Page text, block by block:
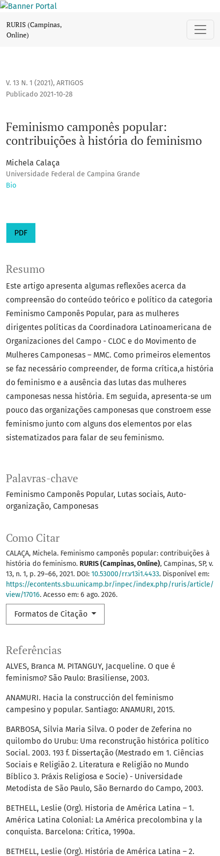
RURIS (Campinas,
Online)
V. 13 N. 1 (2021), ARTIGOS
Feminismo camponês popular:
contribuições à história do feminismo
Publicado 2021-10-28
Michela Calaça
Universidade Federal de Campina Grande
Bio
PDF
Palavras-chave
Feminismo Camponês Popular Lutas sociais Auto-
organização Camponesas
Como Citar
CALAÇA, Michela. Feminismo camponês popular: contribuições à
história do feminismo. RURIS (Campinas, Online), Campinas, SP, v.
13, n. 1, p. 29–66, 2021. DOI: 10.53000/rr.v13i1.4433. Disponível em:
https://econtents.sbu.unicamp.br/inpec/index.php/ruris/article/
view/17016. Acesso em: 6 ago. 2026.
Formatos de Citação
Resumo
Este artigo apresenta algumas reflexões acerca da
compreensão do conteúdo teórico e político da categoria
Feminismo Camponês Popular, para as mulheres
dirigentes políticas da Coordinadora Latinoamericana de
Organizaciones del Campo - CLOC e do Movimento de
Mulheres Camponesas – MMC. Como primeiros elementos
se faz necessário compreender, de forma crítica,a história
do feminismo e a ausência das lutas das mulheres
camponesas nessa história. Em seguida, apresenta-se um
pouco das organizações camponesas que constroem esse
feminismo junto com alguns dos elementos por elas
sistematizados para falar de seu feminismo.
Referências
ALVES, Branca M. PITANGUY, Jacqueline. O que é
feminismo? São Paulo: Brasiliense, 2003.
ANAMURI. Hacia la construcción del feminismo
campesino y popular. Santiago: ANAMURI, 2015.
BARBOSA, Silvia Maria Silva. O poder de Zeferina no
quilombo do Urubu: Uma reconstrução histórica político
Social. 2003. 193 f. Dissertação (Mestrado em 1. Ciências
Sociais e Religião 2. Literatura e Religião no Mundo
Bíblico 3. Práxis Religiosa e Socie) - Universidade
Metodista de São Paulo, São Bernardo do Campo, 2003.
BETHELL, Leslie (Org). Historia de América Latina – 1.
América Latina Colonial: La América precolombina y la
conquista. Barcelona: Critica, 1990a.
BETHELL, Leslie (Org). História de América Latina – 2.